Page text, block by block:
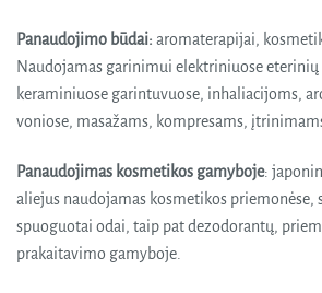
Panaudojimo būdai: aromaterapijai,
Naudojamas garinimui elektriniuose
keraminiuose garintuvuose, inhaliacijoms,
voniose, masažams, kompresams,
Panaudojimas kosmetikos gamyboje:
aliejus naudojamas kosmetikos priemonėse,
spuoguotai odai, taip pat dezodorantų,
prakaitavimo gamyboje.